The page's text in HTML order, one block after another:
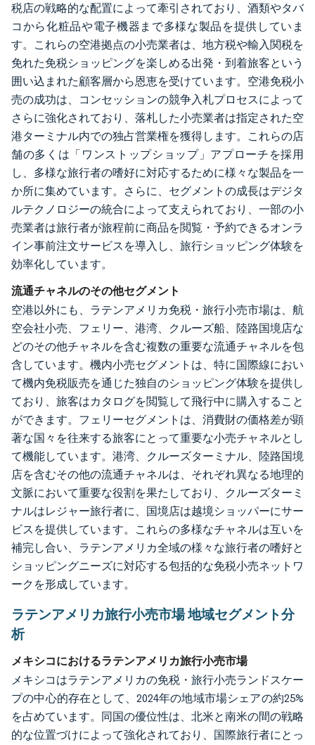
税店の戦略的な配置によって牽引されており、酒類やタバ
コから化粧品や電子機器まで多様な製品を提供していま
す。これらの空港拠点の小売業者は、地方税や輸入関税を
免れた免税ショッピングを楽しめる出発・到着旅客という
囲い込まれた顧客層から恩恵を受けています。空港免税小
売の成功は、コンセッションの競争入札プロセスによって
さらに強化されており、落札した小売業者は指定された空
港ターミナル内での独占営業権を獲得します。これらの店
舗の多くは「ワンストップショップ」アプローチを採用
し、多様な旅行者の嗜好に対応するために様々な製品を一
か所に集めています。さらに、セグメントの成長はデジタ
ルテクノロジーの統合によって支えられており、一部の小
売業者は旅行者が旅程前に商品を閲覧・予約できるオンラ
イン事前注文サービスを導入し、旅行ショッピング体験を
効率化しています。
流通チャネルのその他セグメント
空港以外にも、ラテンアメリカ免税・旅行小売市場は、航
空会社小売、フェリー、港湾、クルーズ船、陸路国境店な
どのその他チャネルを含む複数の重要な流通チャネルを包
含しています。機内小売セグメントは、特に国際線におい
て機内免税販売を通じた独自のショッピング体験を提供し
ており、旅客はカタログを閲覧して飛行中に購入すること
ができます。フェリーセグメントは、消費財の価格差が顕
著な国々を往来する旅客にとって重要な小売チャネルとし
て機能しています。港湾、クルーズターミナル、陸路国境
店を含むその他の流通チャネルは、それぞれ異なる地理的
文脈において重要な役割を果たしており、クルーズターミ
ナルはレジャー旅行者に、国境店は越境ショッパーにサー
ビスを提供しています。これらの多様なチャネルは互いを
補完し合い、ラテンアメリカ全域の様々な旅行者の嗜好と
ショッピングニーズに対応する包括的な免税小売ネットワ
ークを形成しています。
ラテンアメリカ旅行小売市場 地域セグメント分
析
メキシコにおけるラテンアメリカ旅行小売市場
メキシコはラテンアメリカの免税・旅行小売ランドスケー
プの中心的存在として、2024年の地域市場シェアの約25%
を占めています。同国の優位性は、北米と南米の間の戦略
的な位置づけによって強化されており、国際旅行者にとっ